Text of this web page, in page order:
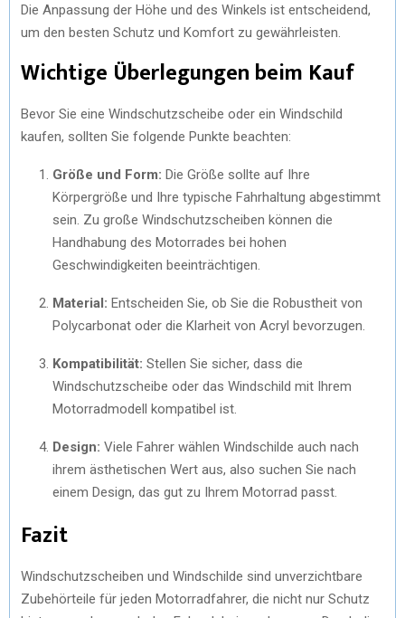
Die Anpassung der Höhe und des Winkels ist entscheidend,
um den besten Schutz und Komfort zu gewährleisten.
Wichtige Überlegungen beim Kauf
Bevor Sie eine Windschutzscheibe oder ein Windschild
kaufen, sollten Sie folgende Punkte beachten:
Größe und Form: Die Größe sollte auf Ihre
Körpergröße und Ihre typische Fahrhaltung abgestimmt
sein. Zu große Windschutzscheiben können die
Handhabung des Motorrades bei hohen
Geschwindigkeiten beeinträchtigen.
Material: Entscheiden Sie, ob Sie die Robustheit von
Polycarbonat oder die Klarheit von Acryl bevorzugen.
Kompatibilität: Stellen Sie sicher, dass die
Windschutzscheibe oder das Windschild mit Ihrem
Motorradmodell kompatibel ist.
Design: Viele Fahrer wählen Windschilde auch nach
ihrem ästhetischen Wert aus, also suchen Sie nach
einem Design, das gut zu Ihrem Motorrad passt.
Fazit
Windschutzscheiben und Windschilde sind unverzichtbare
Zubehörteile für jeden Motorradfahrer, die nicht nur Schutz